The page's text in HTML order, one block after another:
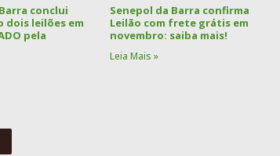
conclui
dois leilões em
pela
Senepol da Barra confirma
Leilão com frete grátis em
novembro: saiba mais!
Leia Mais »